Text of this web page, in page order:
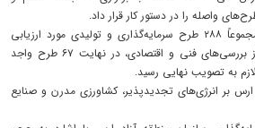
واصله را در دستور کار قرار داد.
وی افزود: در این بازه زمانی مجموعاً ۲۸۸ طرح سرمایه‌گذاری و تولیدی مورد ارزیابی
کارشناسی قرار گرفت که پس از بررسی‌های فنی و اقتصادی، در نهایت ۶۷ طرح واجد
به تصویب نهایی رسید.
بر انرژی‌های تجدیدپذیر، کشاورزی مدرن و صنایع